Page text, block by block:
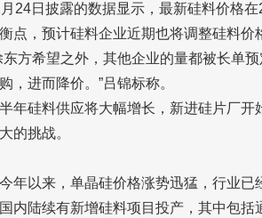
24日披露的数据显示，最新硅料价格
点，预计硅料企业近期也将调整硅料价
东方希望之外，其他企业的量都被长单
，进而降价。”吕锦标称。
年硅料供应将大幅增长，新进硅片厂
的挑战。
年以来，单晶硅价格涨势迅猛，行业已
内陆续有新增硅料项目投产，其中包